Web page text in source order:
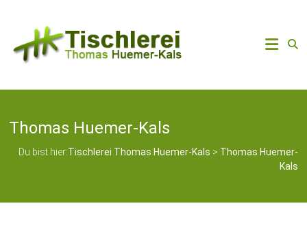
Thomas Huemer-Kals
Du bist hier:Tischlerei Thomas Huemer-Kals > Thomas Huemer-
Kals